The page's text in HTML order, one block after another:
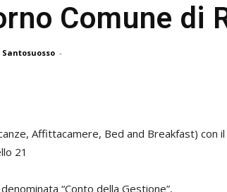
Comune di
-
Affittacamere, Bed and Breakfast) con il
21
“Conto della Gestione”,